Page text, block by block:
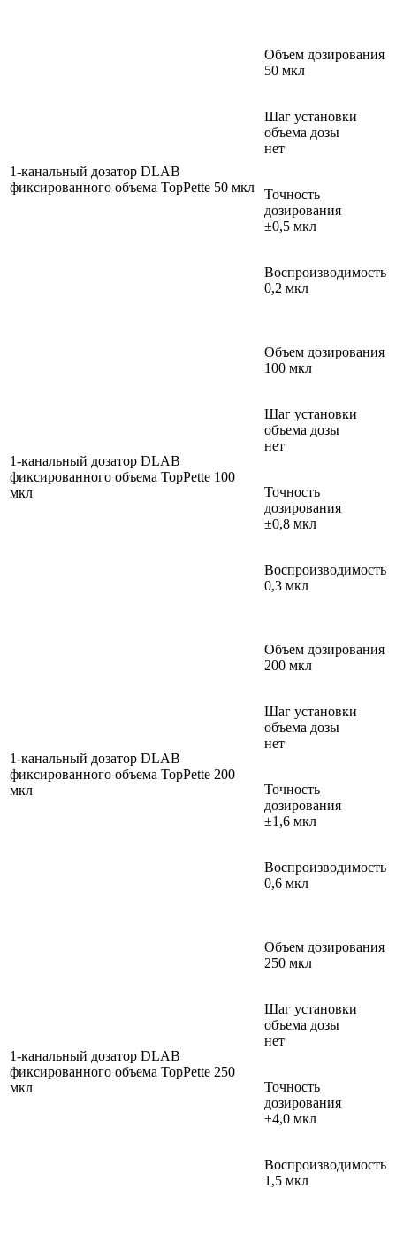
1-канальный дозатор DLAB
фиксированного объема TopPette 50 мкл
Объем дозирования
50 мкл
Шаг установки
объема дозы
нет
Точность
дозирования
±0,5 мкл
Воспроизводимость
0,2 мкл
1-канальный дозатор DLAB
фиксированного объема TopPette 100
мкл
Объем дозирования
100 мкл
Шаг установки
объема дозы
нет
Точность
дозирования
±0,8 мкл
Воспроизводимость
0,3 мкл
1-канальный дозатор DLAB
фиксированного объема TopPette 200
мкл
Объем дозирования
200 мкл
Шаг установки
объема дозы
нет
Точность
дозирования
±1,6 мкл
Воспроизводимость
0,6 мкл
1-канальный дозатор DLAB
фиксированного объема TopPette 250
мкл
Объем дозирования
250 мкл
Шаг установки
объема дозы
нет
Точность
дозирования
±4,0 мкл
Воспроизводимость
1,5 мкл